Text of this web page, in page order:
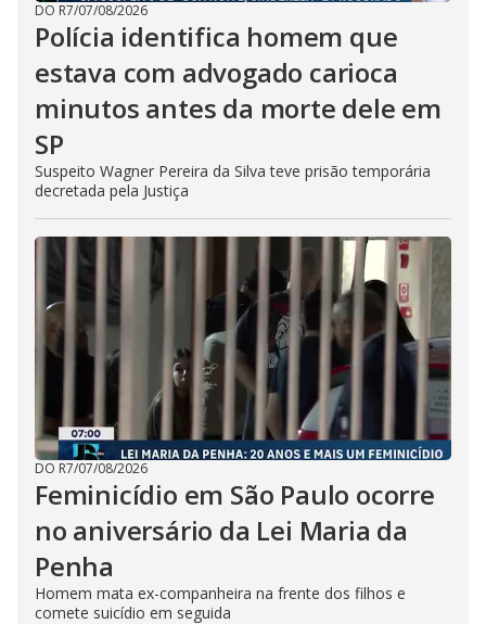
DO R7/07/08/2026
Polícia identifica homem que
estava com advogado carioca
minutos antes da morte dele em
SP
Suspeito Wagner Pereira da Silva teve prisão temporária
decretada pela Justiça
DO R7/07/08/2026
Feminicídio em São Paulo ocorre
no aniversário da Lei Maria da
Penha
Homem mata ex-companheira na frente dos filhos e
comete suicídio em seguida